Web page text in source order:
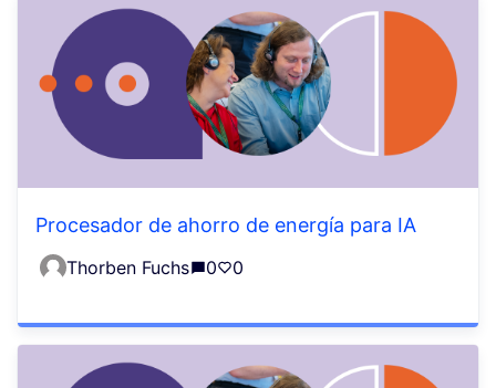
Procesador de ahorro de energía para IA
Thorben Fuchs 0 0